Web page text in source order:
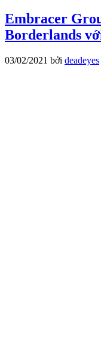
Embracer
Borderlands
03/02/2021 bởi deadeyes